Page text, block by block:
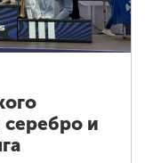
серебро и